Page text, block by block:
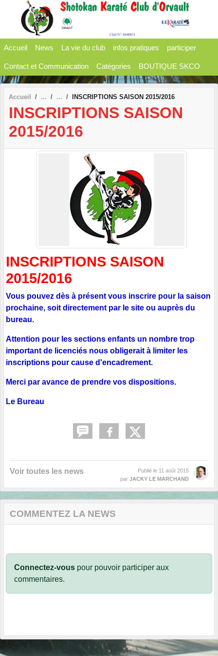
Accueil News La vie du club infos pratiques participer
Contact et Communication Catégories BOUTIQUE SKCO
Accueil INSCRIPTIONS SAISON 2015/2016
INSCRIPTIONS SAISON
2015/2016
INSCRIPTIONS SAISON
2015/2016
Vous pouvez dès à présent vous inscrire pour la saison
prochaine, soit directement par le site ou auprès du
bureau.
Attention pour les sections enfants un nombre trop
important de licenciés nous obligerait à limiter les
inscriptions pour cause d'encadrement.
Merci par avance de prendre vos dispositions.
Le Bureau
Voir toutes les news Publié le 11 août 2015
par JACKY LE MARCHAND
COMMENTEZ LA NEWS
Connectez-vous pour pouvoir participer aux
commentaires.
Panneau de gestion des cookies